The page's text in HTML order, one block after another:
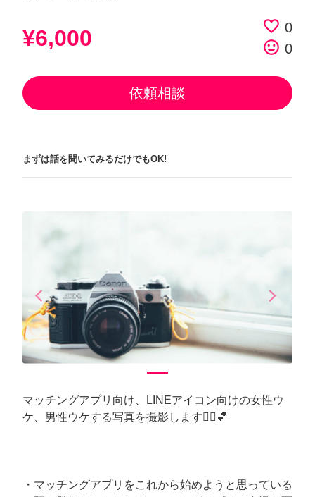
¥6,000 favorite_border 0
tag_faces 0
依頼相談
まずは話を聞いてみるだけでもOK!
arrow_back_iosPrevious arrow_forward_iosNext
マッチングアプリ向け、LINEアイコン向けの女性ウ
ケ、男性ウケする写真を撮影します🙆‍♀️💕
・マッチングアプリをこれから始めようと思っている